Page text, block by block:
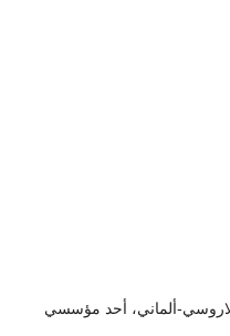
ألماني، أحد مؤسسي